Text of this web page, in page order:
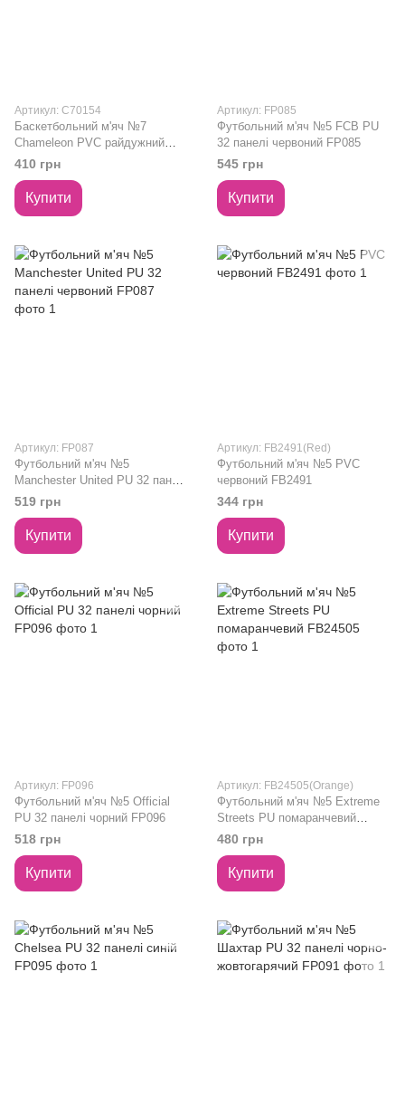
Артикул: C70154
Баскетбольний м'яч №7
Chameleon PVC райдужний
C70154
410 грн
Купити
Артикул: FP085
Футбольний м'яч №5 FCB PU
32 панелі червоний FP085
545 грн
Купити
Артикул: FP087
Футбольний м'яч №5
Manchester United PU 32 панелі
червоний FP087
519 грн
Купити
Артикул: FB2491(Red)
Футбольний м'яч №5 PVC
червоний FB2491
344 грн
Купити
Артикул: FP096
Футбольний м'яч №5 Official
PU 32 панелі чорний FP096
518 грн
Купити
Артикул: FB24505(Orange)
Футбольний м'яч №5 Extreme
Streets PU помаранчевий
FB24505
480 грн
Купити